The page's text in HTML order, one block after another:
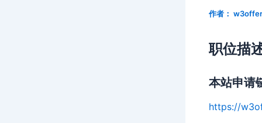
作者：
职位描
本站申请
https://